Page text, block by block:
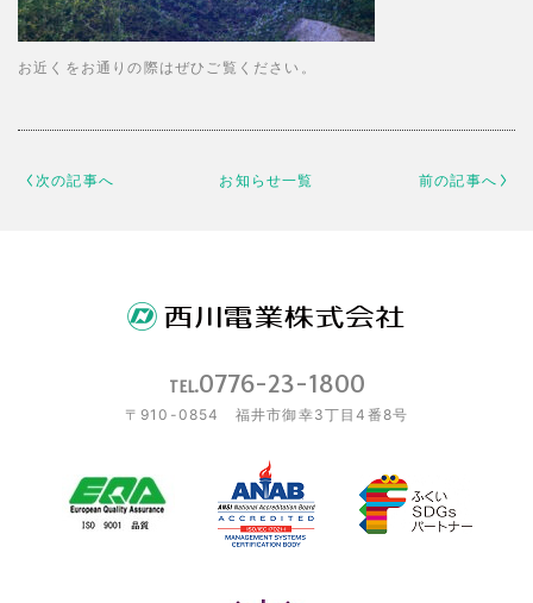
お近くをお通りの際はぜひご覧ください。
次の記事へ お知らせ一覧 前の記事へ
TEL.0776-23-1800
〒910-0854 福井市御幸3丁目4番8号